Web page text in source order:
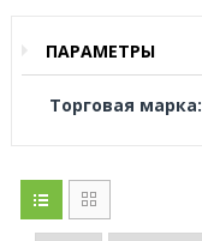
ПАРАМЕТРЫ
Торговая марка: